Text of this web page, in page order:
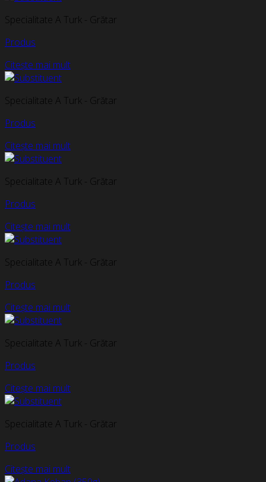
Specialitate A Turk - Grătar
Produs
Citește mai mult
Specialitate A Turk - Grătar
Produs
Citește mai mult
Specialitate A Turk - Grătar
Produs
Citește mai mult
Specialitate A Turk - Grătar
Produs
Citește mai mult
Specialitate A Turk - Grătar
Produs
Citește mai mult
Specialitate A Turk - Grătar
Produs
Citește mai mult